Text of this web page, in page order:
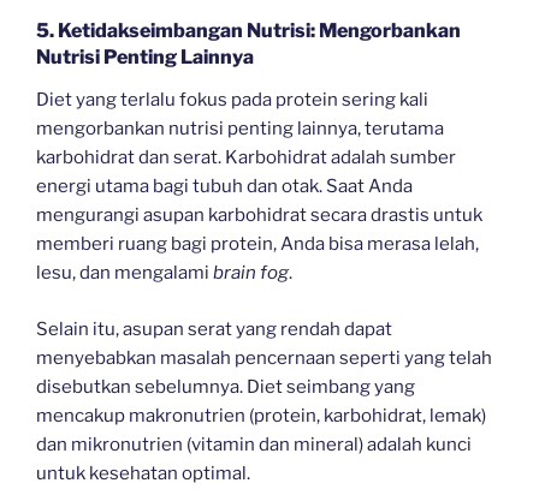
5. Ketidakseimbangan Nutrisi: Mengorbankan
Nutrisi Penting Lainnya
Diet yang terlalu fokus pada protein sering kali
mengorbankan nutrisi penting lainnya, terutama
karbohidrat dan serat. Karbohidrat adalah sumber
energi utama bagi tubuh dan otak. Saat Anda
mengurangi asupan karbohidrat secara drastis untuk
memberi ruang bagi protein, Anda bisa merasa lelah,
lesu, dan mengalami brain fog.
Selain itu, asupan serat yang rendah dapat
menyebabkan masalah pencernaan seperti yang telah
disebutkan sebelumnya. Diet seimbang yang
mencakup makronutrien (protein, karbohidrat, lemak)
dan mikronutrien (vitamin dan mineral) adalah kunci
untuk kesehatan optimal.